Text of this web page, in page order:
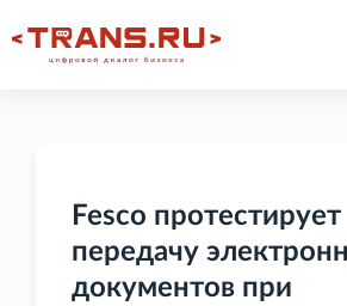
Fesco протестирует
передачу
документов при